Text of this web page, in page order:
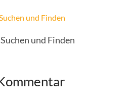
und Finden